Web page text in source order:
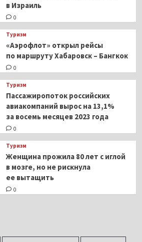
в Израиль
0
Туризм
«Аэрофлот» открыл рейсы
по маршруту Хабаровск – Бангкок
0
Туризм
Пассажиропоток российских
авиакомпаний вырос на 13,1%
за восемь месяцев 2023 года
0
Туризм
Женщина прожила 80 лет с иглой
в мозге, но не рискнула
ее вытащить
0